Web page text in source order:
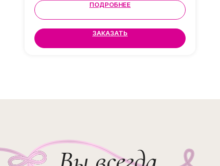
ПОДРОБНЕЕ
ЗАКАЗАТЬ
Ваши отзывы